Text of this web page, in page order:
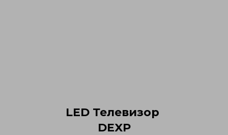
LED Телевизор
DEXP